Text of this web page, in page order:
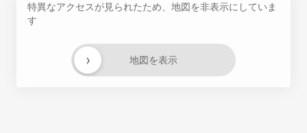
特異なアクセスが見られたため、地図を非表示にしていま
す
地図を表示
›